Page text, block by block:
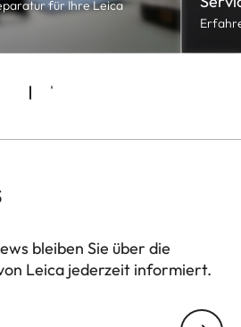
für Ihre Leica
bleiben Sie über die
Leica jederzeit informiert.